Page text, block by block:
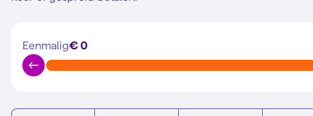
Eenmalig€ 0